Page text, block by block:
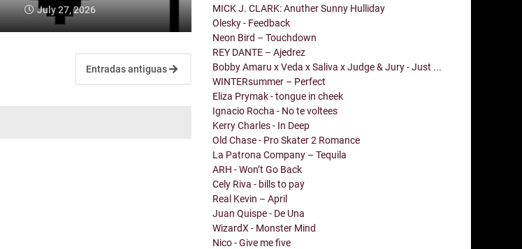
July 27, 2026
Entradas antiguas
MICK J. CLARK: Anuther Sunny Hulliday
Olesky - Feedback
Neon Bird – Touchdown
REY DANTE – Ajedrez
Bobby Amaru x Veda x Saliva x Judge & Jury - Just ...
WINTERsummer – Perfect
Eliza Prymak - tongue in cheek
Ignacio Rocha - No te voltees
Kerry Charles - In Deep
Old Chase - Pro Skater 2 Romance
La Patrona Company – Tequila
ARH - Won’t Go Back
Cely Riva - bills to pay
Real Kevin – April
Juan Quispe - De Una
WizardX - Monster Mind
Nico - Give me five